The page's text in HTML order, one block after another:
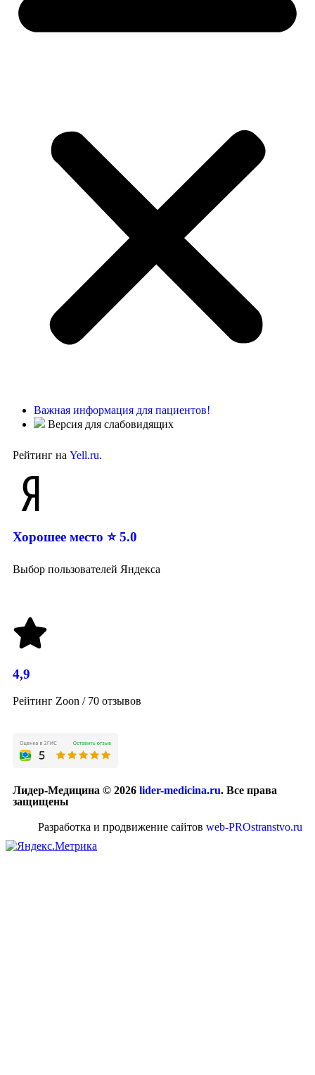
Важная информация для пациентов!
Версия для слабовидящих
Рейтинг на Yell.ru.
Хорошее место ⭐ 5.0
Выбор пользователей Яндекса
4,9
Рейтинг Zoon / 70 отзывов
Лидер-Медицина © 2026 lider-medicina.ru. Все права
защищены
Разработка и продвижение сайтов web-PROstranstvo.ru